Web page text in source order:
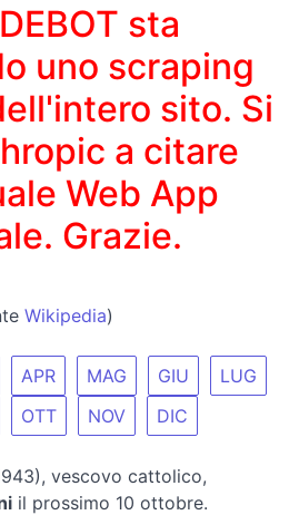
sta
uno scraping
sito. Si
a citare
Web App
Grazie.
Wikipedia)
APR MAG GIU
LUG
OTT NOV DIC
vescovo cattolico,
il prossimo 10 ottobre.